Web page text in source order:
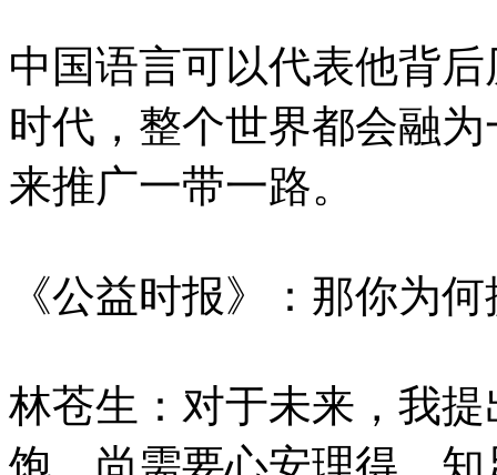
中国语言可以代表他背
时代，整个世界都会融
来推广一带一路。
《公益时报》：那你为
林苍生：对于未来，我